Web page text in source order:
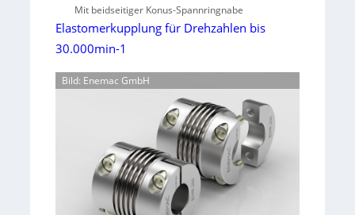
Mit beidseitiger Konus-Spannringnabe
Elastomerkupplung für Drehzahlen bis
30.000min-1
Bild: Enemac GmbH